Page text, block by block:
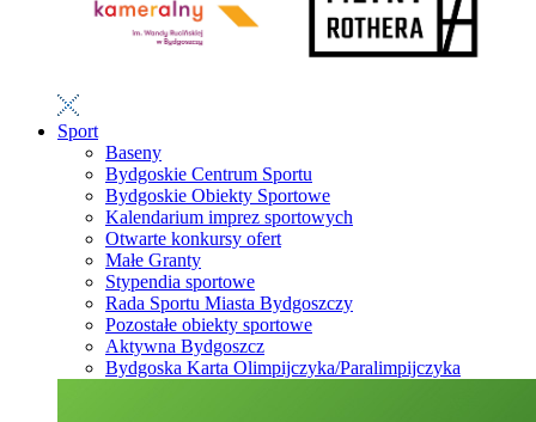
Sport
Baseny
Bydgoskie Centrum Sportu
Bydgoskie Obiekty Sportowe
Kalendarium imprez sportowych
Otwarte konkursy ofert
Małe Granty
Stypendia sportowe
Rada Sportu Miasta Bydgoszczy
Pozostałe obiekty sportowe
Aktywna Bydgoszcz
Bydgoska Karta Olimpijczyka/Paralimpijczyka